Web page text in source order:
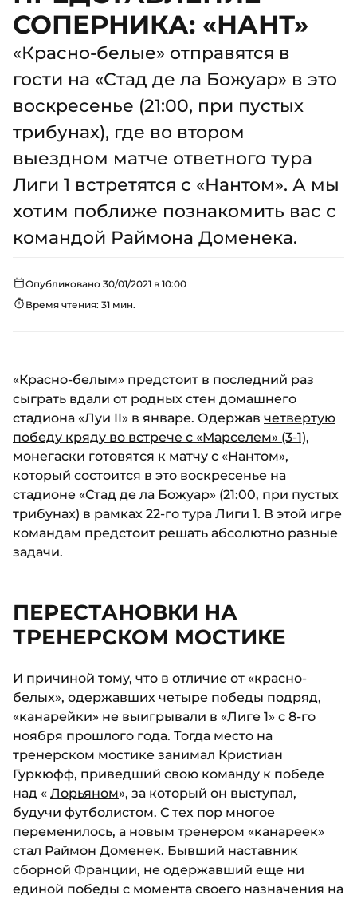
СОПЕРНИКА: «НАНТ»
«Красно-белые» отправятся в
гости на «Стад де ла Божуар» в это
воскресенье (21:00, при пустых
трибунах), где во втором
выездном матче ответного тура
Лиги 1 встретятся с «Нантом». А мы
хотим поближе познакомить вас с
командой Раймона Доменека.
Опубликовано 30/01/2021 в 10:00
Время чтения: 31 мин.
«Красно-белым» предстоит в последний раз
сыграть вдали от родных стен домашнего
стадиона «Луи II» в январе. Одержав четвертую
победу кряду во встрече с «Марселем» (3-1),
монегаски готовятся к матчу с «Нантом»,
который состоится в это воскресенье на
стадионе «Стад де ла Божуар» (21:00, при пустых
трибунах) в рамках 22-го тура Лиги 1. В этой игре
командам предстоит решать абсолютно разные
задачи.
ПЕРЕСТАНОВКИ НА
ТРЕНЕРСКОМ МОСТИКЕ
И причиной тому, что в отличие от «красно-
белых», одержавших четыре победы подряд,
«канарейки» не выигрывали в «Лиге 1» с 8-го
ноября прошлого года. Тогда место на
тренерском мостике занимал Кристиан
Гуркюфф, приведший свою команду к победе
над « Лорьяном», за который он выступал,
будучи футболистом. С тех пор многое
переменилось, а новым тренером «канареек»
стал Раймон Доменек. Бывший наставник
сборной Франции, не одержавший еще ни
единой победы с момента своего назначения на